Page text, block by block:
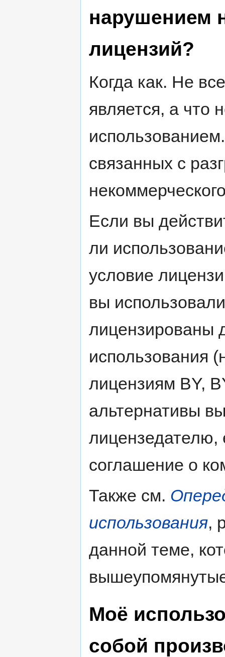
нарушением
лицензий?
Когда как. Не
является, а что
связанных с
Если вы
ли
условие
вы
лицензированы
использования
лицензиям BY,
альтернативы
лицензедателю,
соглашение о
Также см.
использования,
данной теме,
Моё
собой